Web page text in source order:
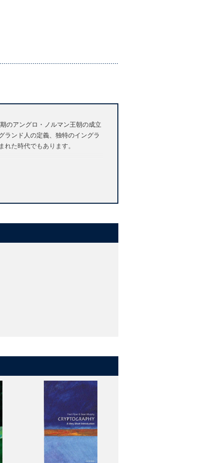
のアングロ・ノルマン王朝の成立
ランド人の定義、独特のイングラ
た時代でもあります。
failure to dominate the British